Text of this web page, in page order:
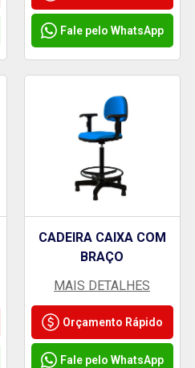
Fale pelo WhatsApp
CADEIRA CAIXA COM
BRAÇO
MAIS DETALHES
Orçamento Rápido
Fale pelo WhatsApp